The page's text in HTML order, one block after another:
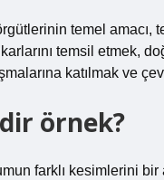
temel amacı,
temsil etmek,
katılmak ve
örnek?
farklı kesimlerini